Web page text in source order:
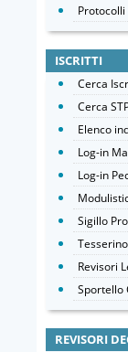
ISCRITTI
Cerca
Cerca
Elenco
Log-in
Log-in
Sigillo
Revisori
Sportello
REVISORI